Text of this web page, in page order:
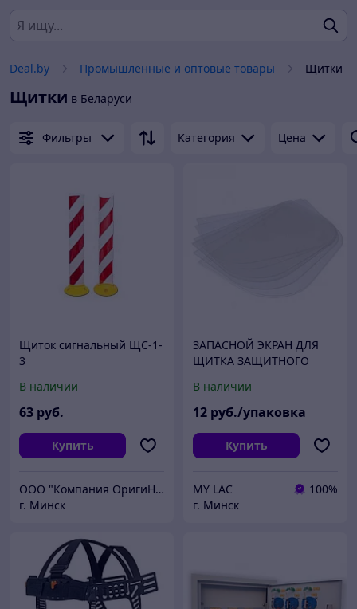
Deal.by Промышленные и оптовые товары Щитки
Щитки в Беларуси
Фильтры Категория Цена
Щиток сигнальный ЩС-1-
3
В наличии
63 руб.
Купить
ООО "Компания ОригиНал"
г. Минск
ЗАПАСНОЙ ЭКРАН ДЛЯ
ЩИТКА ЗАЩИТНОГО
В наличии
12 руб./упаковка
Купить
MY LAC
100%
г. Минск